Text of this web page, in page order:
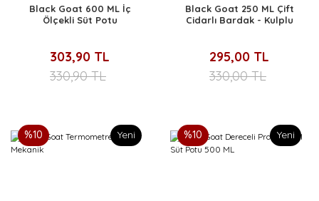
Black Goat 600 ML İç
Ölçekli Süt Potu
303,90 TL
330,90 TL
Black Goat 250 ML Çift
Cidarlı Bardak - Kulplu
295,00 TL
330,00 TL
Yeni
%10 Yeni
%10